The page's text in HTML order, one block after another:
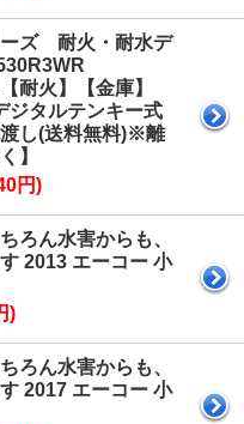
ーズ 耐火・耐水デ
耐火】【金庫】
ジタルテンキー式
し(送料無料)※離
】
円)
ろん水害からも、
2013 エーコー 小
)
ろん水害からも、
2017 エーコー 小